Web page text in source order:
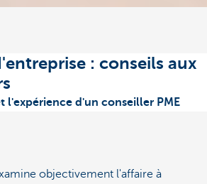
: conseils aux
l'expérience d'un conseiller PME
objectivement l'affaire à